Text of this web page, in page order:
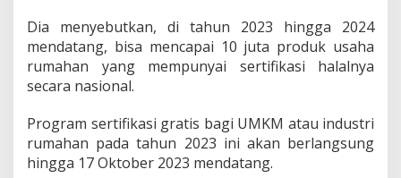
a
n
P
u
k
n
y
Dia menyebutkan, di tahun 2023 hingga 2024
mendatang, bisa mencapai 10 juta produk usaha
rumahan yang mempunyai sertifikasi halalnya
secara nasional.
Program sertifikasi gratis bagi UMKM atau industri
rumahan pada tahun 2023 ini akan berlangsung
hingga 17 Oktober 2023 mendatang.